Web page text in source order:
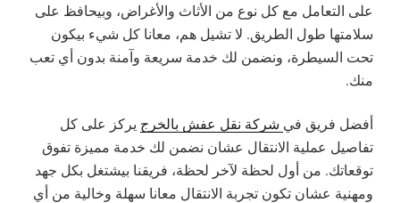
على التعامل مع كل نوع من الأثاث والأغراض، وبيحافظ على
سلامتها طول الطريق. لا تشيل هم، معانا كل شيء بيكون
تحت السيطرة، ونضمن لك خدمة سريعة وآمنة بدون أي تعب
منك.
أفضل فريق في شركة نقل عفش بالخرج يركز على كل
تفاصيل عملية الانتقال عشان نضمن لك خدمة مميزة تفوق
توقعاتك. من أول لحظة لآخر لحظة، فريقنا بيشتغل بكل جهد
ومهنية عشان تكون تجربة الانتقال معانا سهلة وخالية من أي